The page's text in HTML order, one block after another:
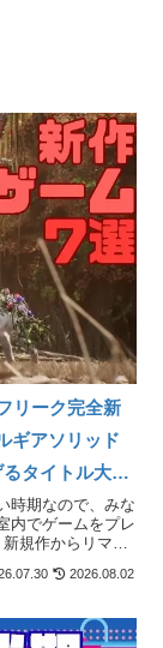
リーク完全新
ギアソリッド
タイトル大集
時期なので、みな
内でゲームをプレ
規作からリマス
2026.08.02